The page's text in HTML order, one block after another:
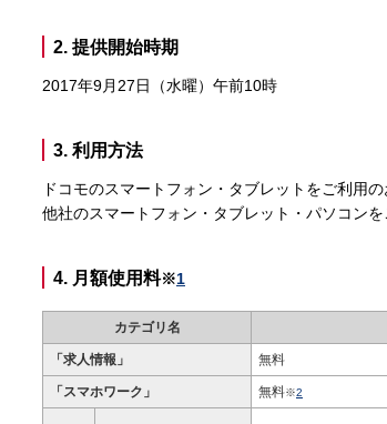
2. 提供開始時期
2017年9月27日（水曜）午前10時
3. 利用方法
ドコモのスマートフォン・タブレットをご利用
他社のスマートフォン・タブレット・パソコン
4. 月額使用料※1
カテゴリ名
「求人情報」 無料
「スマホワーク」 無料※2